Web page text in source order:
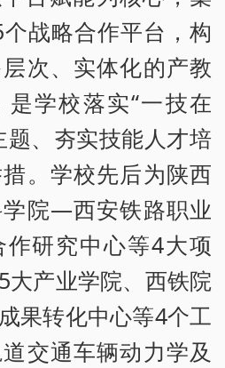
战略合作平台，构
次、实体化的产教
学校落实“一技在
题、夯实技能人才培
。学校先后为陕西
院—西安铁路职业
研究中心等4大项
大产业学院、西铁院
果转化中心等4个工
交通车辆动力学及